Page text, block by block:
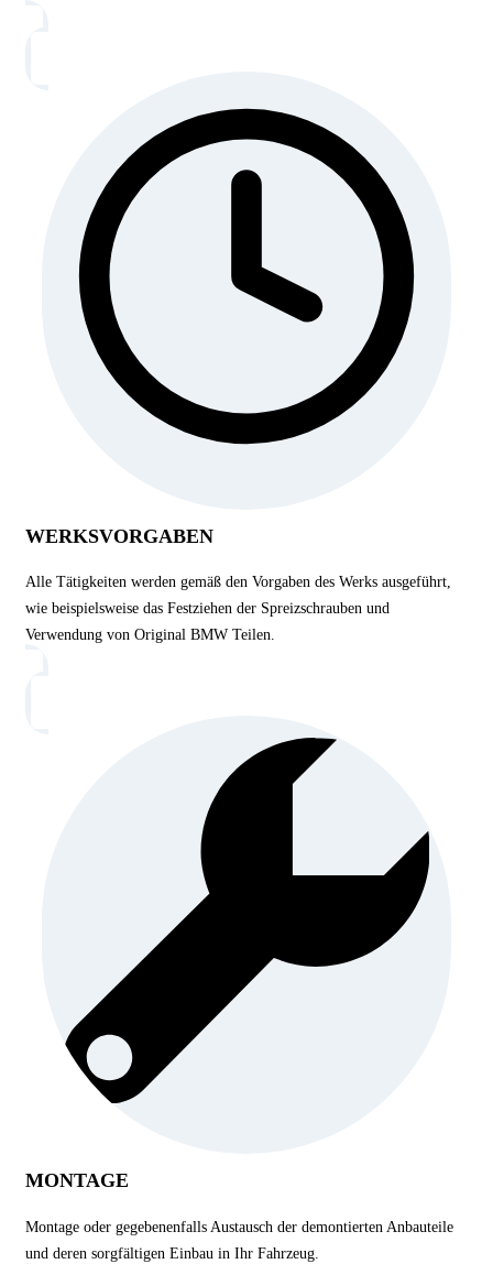
WERKSVORGABEN
Alle Tätigkeiten werden gemäß den Vorgaben des Werks ausgeführt,
wie beispielsweise das Festziehen der Spreizschrauben und
Verwendung von Original BMW Teilen.
MONTAGE
Montage oder gegebenenfalls Austausch der demontierten Anbauteile
und deren sorgfältigen Einbau in Ihr Fahrzeug.